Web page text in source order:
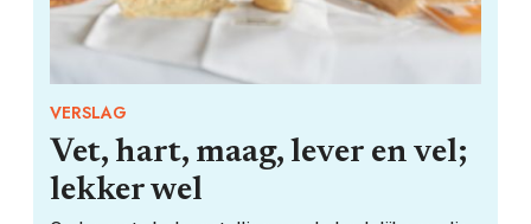
VERSLAG
Vet, hart, maag, lever en vel;
lekker wel